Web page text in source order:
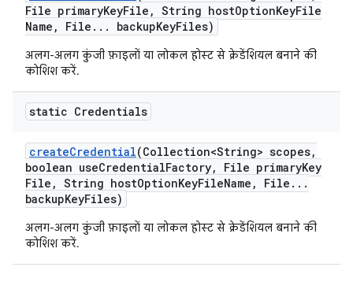
File primaryKeyFile , String hostOptionKeyFile
Name , File . . . backupKeyFiles)
अलग-अलग कुंजी फ़ाइलों या लोकल होस्ट से क्रेडेंशियल बनाने की
कोशिश करें.
static Credentials
createCredential(Collection<String> scopes,
boolean useCredentialFactory, File primaryKey
File , String hostOptionKeyFileName , File . . .
backupKeyFiles)
अलग-अलग कुंजी फ़ाइलों या लोकल होस्ट से क्रेडेंशियल बनाने की
कोशिश करें.